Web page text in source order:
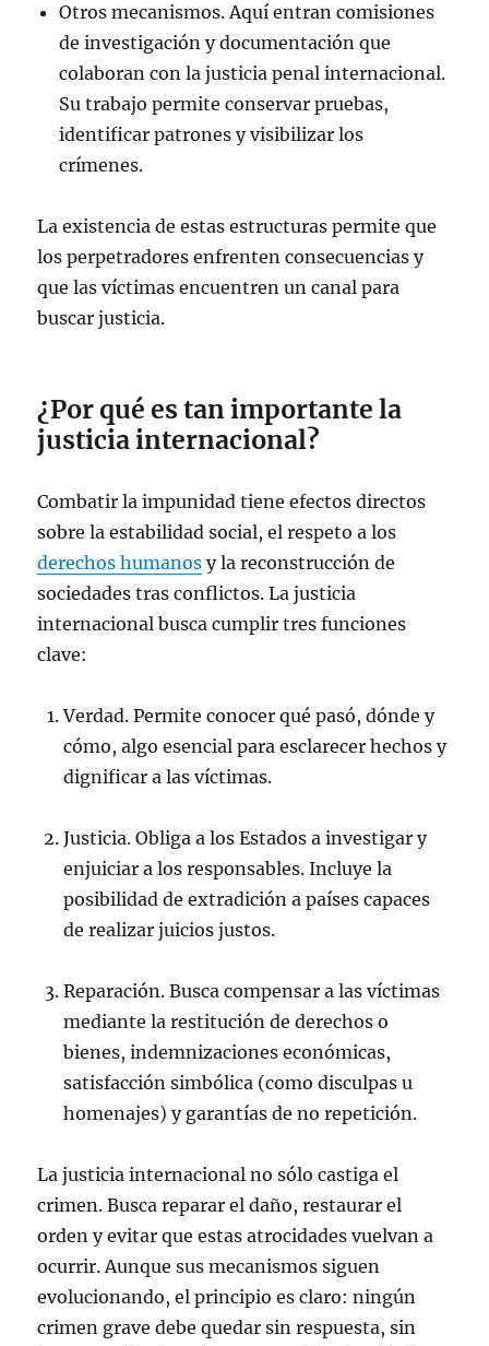
Otros mecanismos. Aquí entran comisiones
de investigación y documentación que
colaboran con la justicia penal internacional.
Su trabajo permite conservar pruebas,
identificar patrones y visibilizar los
crímenes.
La existencia de estas estructuras permite que
los perpetradores enfrenten consecuencias y
que las víctimas encuentren un canal para
buscar justicia.
¿Por qué es tan importante la
justicia internacional?
Combatir la impunidad tiene efectos directos
sobre la estabilidad social, el respeto a los
derechos humanos y la reconstrucción de
sociedades tras conflictos. La justicia
internacional busca cumplir tres funciones
clave:
Verdad. Permite conocer qué pasó, dónde y
cómo, algo esencial para esclarecer hechos y
dignificar a las víctimas.
Justicia. Obliga a los Estados a investigar y
enjuiciar a los responsables. Incluye la
posibilidad de extradición a países capaces
de realizar juicios justos.
Reparación. Busca compensar a las víctimas
mediante la restitución de derechos o
bienes, indemnizaciones económicas,
satisfacción simbólica (como disculpas u
homenajes) y garantías de no repetición.
La justicia internacional no sólo castiga el
crimen. Busca reparar el daño, restaurar el
orden y evitar que estas atrocidades vuelvan a
ocurrir. Aunque sus mecanismos siguen
evolucionando, el principio es claro: ningún
crimen grave debe quedar sin respuesta, sin